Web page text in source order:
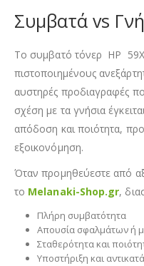
Συμβατά vs
Το συμβατό τόνερ HP 59X
πιστοποιημένους
αυστηρές προδιαγραφές
σχέση με τα γνήσια
απόδοση και ποιότητα,
εξοικονόμηση.
Όταν προμηθεύεστε από
το Melanaki-Shop.gr,
Πλήρη συμβατότητα
Απουσία σφαλμάτων ή
Σταθερότητα και
Υποστήριξη και